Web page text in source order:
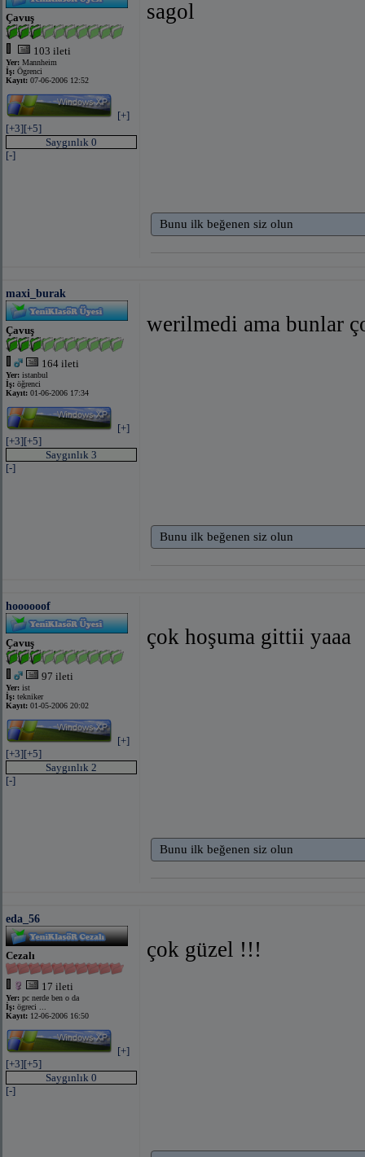
Çavuş
103 ileti
Yer: Mannheim
İş: Ögrenci
Kayıt: 07-06-2006 12:52
[+]
[+3][+5]
Saygınlık 0
[-]
sagol
Bunu ilk beğenen siz olun
maxi_burak
Çavuş
164 ileti
Yer: istanbul
İş: öğrenci
Kayıt: 01-06-2006 17:34
[+]
[+3][+5]
Saygınlık 3
[-]
werilmedi ama bunlar
Bunu ilk beğenen siz olun
hoooooof
Çavuş
97 ileti
Yer: ist
İş: tekniker
Kayıt: 01-05-2006 20:02
[+]
[+3][+5]
Saygınlık 2
[-]
çok hoşuma gittii yaaa
Bunu ilk beğenen siz olun
eda_56
Cezalı
17 ileti
Yer: pc nerde ben o da
İş: ögreci ...
Kayıt: 12-06-2006 16:50
[+]
[+3][+5]
Saygınlık 0
[-]
çok güzel !!!